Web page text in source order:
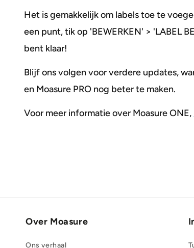
Het is gemakkelijk om labels toe te
een punt, tik op 'BEWERKEN' > 'LABEL
bent klaar!
Blijf ons volgen voor verdere updates,
en Moasure PRO nog beter te maken.
Voor meer informatie over Moasure ONE,
Over Moasure
Ons verhaal